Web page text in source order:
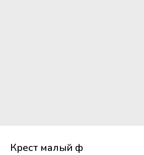
Крест малый ф